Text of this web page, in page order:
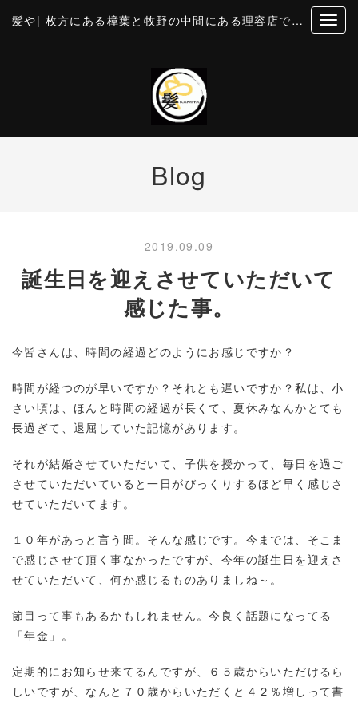
髪や| 枚方にある樟葉と牧野の中間にある理容店です。個室風の空間でカットとお顔そり・美容・理容
Blog
2019.09.09
誕生日を迎えさせていただいて
感じた事。
今皆さんは、時間の経過どのようにお感じですか？
時間が経つのが早いですか？それとも遅いですか？私は、小
さい頃は、ほんと時間の経過が長くて、夏休みなんかとても
長過ぎて、退屈していた記憶があります。
それが結婚させていただいて、子供を授かって、毎日を過ご
させていただいていると一日がびっくりするほど早く感じさ
せていただいてます。
１０年があっと言う間。そんな感じです。今までは、そこま
で感じさせて頂く事なかったですが、今年の誕生日を迎えさ
せていただいて、何か感じるものありましね～。
節目って事もあるかもしれません。今良く話題になってる
「年金」。
定期的にお知らせ来てるんですが、６５歳からいただけるら
しいですが、なんと７０歳からいただくと４２％増しって書